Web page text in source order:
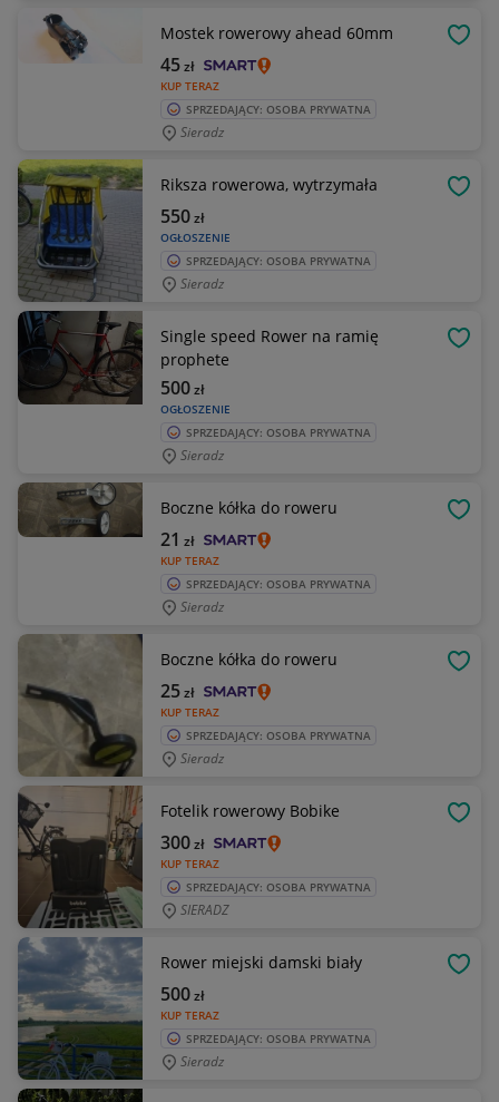
Mostek rowerowy ahead 60mm
KUP TERAZ
45zł
SPRZEDAJĄCY: OSOBA PRYWATNA
Sieradz
Riksza rowerowa, wytrzymała
OGŁOSZENIE
550zł
SPRZEDAJĄCY: OSOBA PRYWATNA
Sieradz
Single speed Rower na ramię
prophete
OGŁOSZENIE
500zł
SPRZEDAJĄCY: OSOBA PRYWATNA
Sieradz
Boczne kółka do roweru
KUP TERAZ
21 zł
SPRZEDAJĄCY: OSOBA PRYWATNA
Sieradz
Boczne kółka do roweru
KUP TERAZ
25zł
SPRZEDAJĄCY: OSOBA PRYWATNA
Sieradz
Fotelik rowerowy Bobike
KUP TERAZ
300zł
SPRZEDAJĄCY: OSOBA PRYWATNA
SIERADZ
Rower miejski damski biały
KUP TERAZ
500zł
SPRZEDAJĄCY: OSOBA PRYWATNA
Sieradz